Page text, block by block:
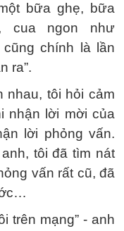
bữa ghẹ, bữa
cua ngon như
chính là lần
ra”.
nhau, tôi hỏi cảm
nhận lời mời của
lời phỏng vấn.
tôi đã tìm nát
vấn rất cũ, đã
trên mạng” - anh